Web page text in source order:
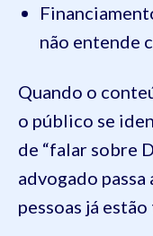
não entende
Quando o
o público se
de “falar sobre
advogado
pessoas já